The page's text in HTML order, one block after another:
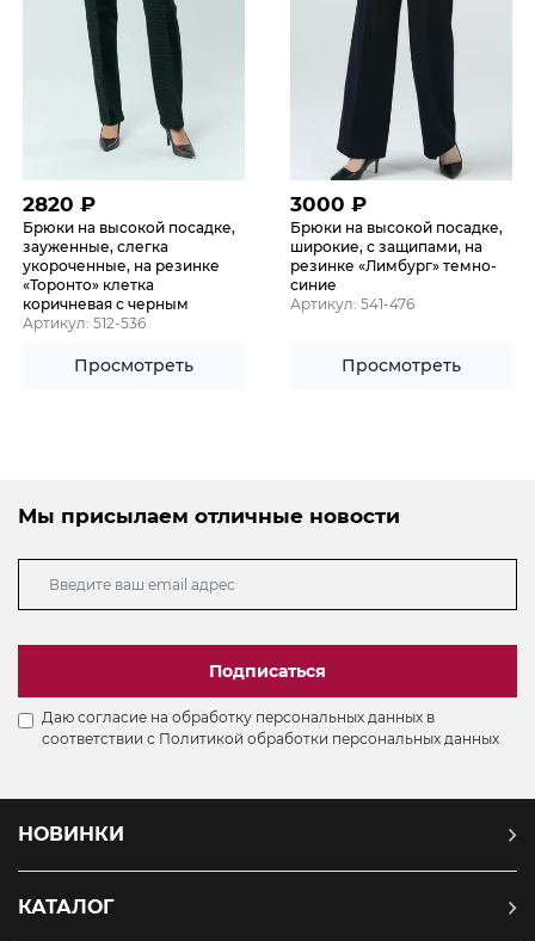
2820 ₽
Брюки на высокой посадке,
зауженные, слегка
укороченные, на резинке
«Торонто» клетка
коричневая с черным
Артикул: 512-536
Просмотреть
3000 ₽
Брюки на высокой посадке,
широкие, с защипами, на
резинке «Лимбург» темно-
синие
Артикул: 541-476
Просмотреть
Мы присылаем отличные новости
Подписаться
Даю согласие на обработку персональных данных в
соответствии с Политикой обработки персональных данных
НОВИНКИ
КАТАЛОГ